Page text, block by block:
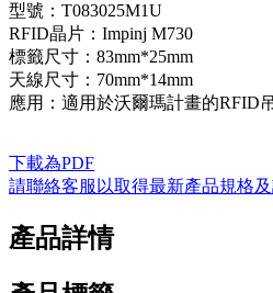
型號：T083025M1U
RFID晶片：Impinj M730
標籤尺寸：83mm*25mm
天線尺寸：70mm*14mm
應用：適用於沃爾瑪計畫的RFID吊
下載為PDF
請聯絡客服以取得最新產品規格及
產品詳情